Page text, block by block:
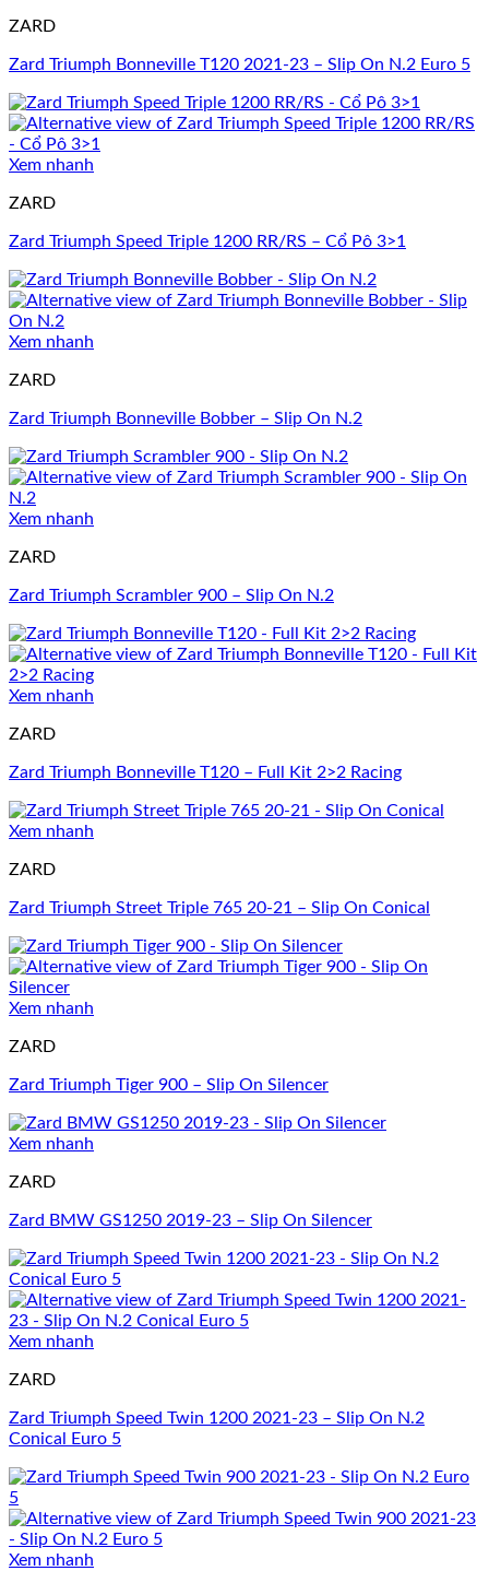
ZARD
Zard Triumph Bonneville T120 2021-23 – Slip On N.2 Euro 5
Xem nhanh
ZARD
Zard Triumph Speed Triple 1200 RR/RS – Cổ Pô 3>1
Xem nhanh
ZARD
Zard Triumph Bonneville Bobber – Slip On N.2
Xem nhanh
ZARD
Zard Triumph Scrambler 900 – Slip On N.2
Xem nhanh
ZARD
Zard Triumph Bonneville T120 – Full Kit 2>2 Racing
Xem nhanh
ZARD
Zard Triumph Street Triple 765 20-21 – Slip On Conical
Xem nhanh
ZARD
Zard Triumph Tiger 900 – Slip On Silencer
Xem nhanh
ZARD
Zard BMW GS1250 2019-23 – Slip On Silencer
Xem nhanh
ZARD
Zard Triumph Speed Twin 1200 2021-23 – Slip On N.2
Conical Euro 5
Xem nhanh